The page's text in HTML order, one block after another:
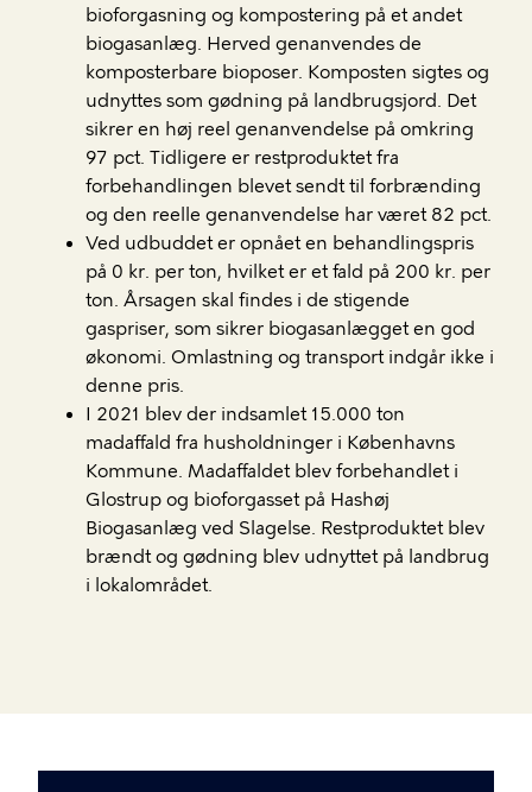
bioforgasning og kompostering på et andet
biogasanlæg. Herved genanvendes de
komposterbare bioposer. Komposten sigtes og
udnyttes som gødning på landbrugsjord. Det
sikrer en høj reel genanvendelse på omkring
97 pct. Tidligere er restproduktet fra
forbehandlingen blevet sendt til forbrænding
og den reelle genanvendelse har været 82 pct.
Ved udbuddet er opnået en behandlingspris
på 0 kr. per ton, hvilket er et fald på 200 kr. per
ton. Årsagen skal findes i de stigende
gaspriser, som sikrer biogasanlægget en god
økonomi. Omlastning og transport indgår ikke i
denne pris.
I 2021 blev der indsamlet 15.000 ton
madaffald fra husholdninger i Københavns
Kommune. Madaffaldet blev forbehandlet i
Glostrup og bioforgasset på Hashøj
Biogasanlæg ved Slagelse. Restproduktet blev
brændt og gødning blev udnyttet på landbrug
i lokalområdet.